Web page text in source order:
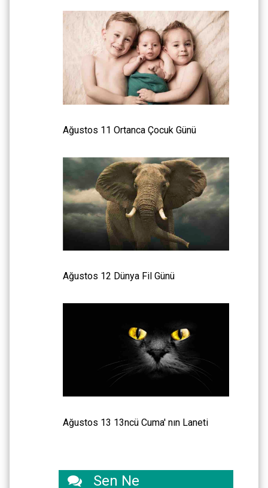
Ağustos 11 Ortanca Çocuk Günü
Ağustos 12 Dünya Fil Günü
Ağustos 13 13ncü Cuma' nın Laneti
Sen Ne